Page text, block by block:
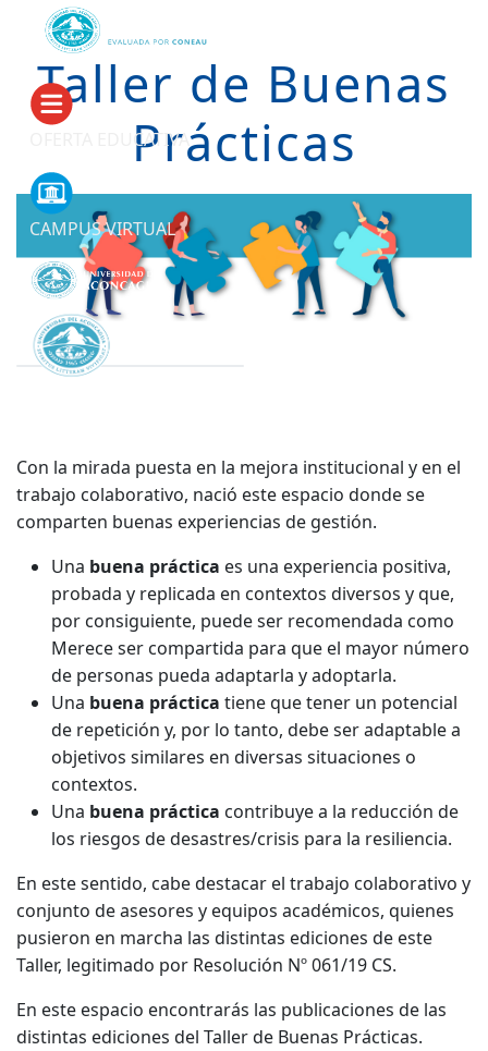
OFERTA EDUCATIVA
CAMPUS VIRTUAL
Taller de Buenas
Prácticas
Con la mirada puesta en la mejora institucional y en el
trabajo colaborativo, nació este espacio donde se
comparten buenas experiencias de gestión.
Una buena práctica es una experiencia positiva,
probada y replicada en contextos diversos y que,
por consiguiente, puede ser recomendada como
Merece ser compartida para que el mayor número
de personas pueda adaptarla y adoptarla.
Una buena práctica tiene que tener un potencial
de repetición y, por lo tanto, debe ser adaptable a
objetivos similares en diversas situaciones o
contextos.
Una buena práctica contribuye a la reducción de
los riesgos de desastres/crisis para la resiliencia.
En este sentido, cabe destacar el trabajo colaborativo y
conjunto de asesores y equipos académicos, quienes
pusieron en marcha las distintas ediciones de este
Taller, legitimado por Resolución Nº 061/19 CS.
En este espacio encontrarás las publicaciones de las
distintas ediciones del Taller de Buenas Prácticas.